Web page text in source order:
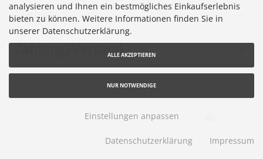
Siegel
Zahlung/Versand
Medizinische Akkus © 2026 |Ihren eShop gibt es bei
ified eCommerce Shopsoftware © 2009-2026
analysieren und Ihnen ein bestmögliches Einkaufserlebnis
bieten zu können. Weitere Informationen finden Sie in
unserer Datenschutzerklärung.
ALLE AKZEPTIEREN
NUR NOTWENDIGE
Einstellungen anpassen
Datenschutzerklärung Impressum